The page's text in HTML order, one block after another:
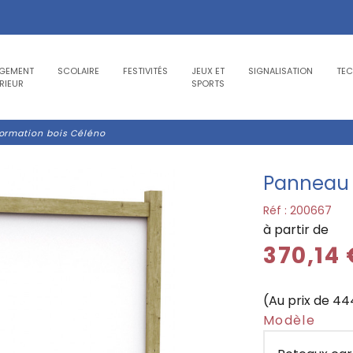
SCOLAIRE FESTIVITÉS
JEUX ET
SPORTS
SIGNALISATION
bois Céléno
Réf : 200667
à partir de
370,14
(Au prix de
Modèle